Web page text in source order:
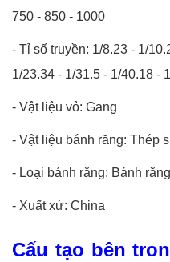
750 - 850 - 1000
- Tỉ số truyền: 1/8.23 - 1/
1/23.34 - 1/31.5 - 1/40.18 -
- Vật liệu vỏ: Gang
- Vật liệu bánh răng: Thép
- Loại bánh răng: Bánh
- Xuất xứ: China
Cấu tạo bên